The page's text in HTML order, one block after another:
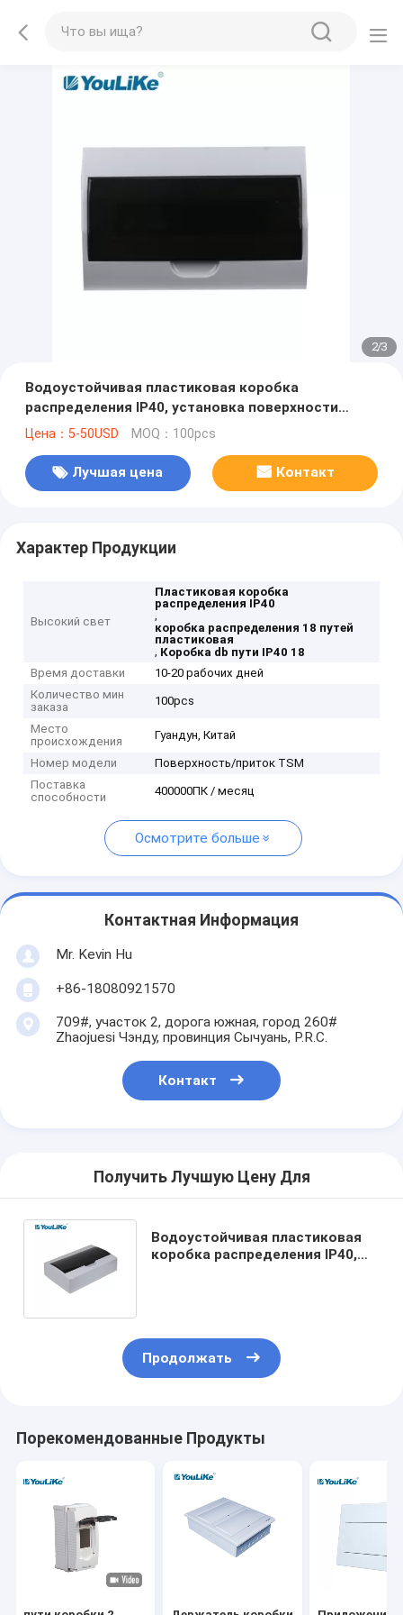
2/3
Водоустойчивая пластиковая коробка
распределения IP40, установка поверхности
коробки DB 18 путей
Цена：5-50USD MOQ：100pcs
Лучшая цена Контакт
Характер Продукции
Высокий свет
Пластиковая коробка
распределения IP40
,
коробка распределения 18 путей
пластиковая
, Коробка db пути IP40 18
Время доставки
10-20 рабочих дней
Количество мин
заказа
100pcs
Место
происхождения
Гуандун, Китай
Номер модели
Поверхность/приток TSM
Поставка
способности
400000ПК / месяц
Осмотрите больше
Контактная Информация
Mr. Kevin Hu
+86-18080921570
709#, участок 2, дорога южная, город 260#
Zhaojuesi Чэнду, провинция Сычуань, P.R.C.
Контакт
Получить Лучшую Цену Для
Водоустойчивая пластиковая
коробка распределения IP40,
Продолжать
Порекомендованные Продукты